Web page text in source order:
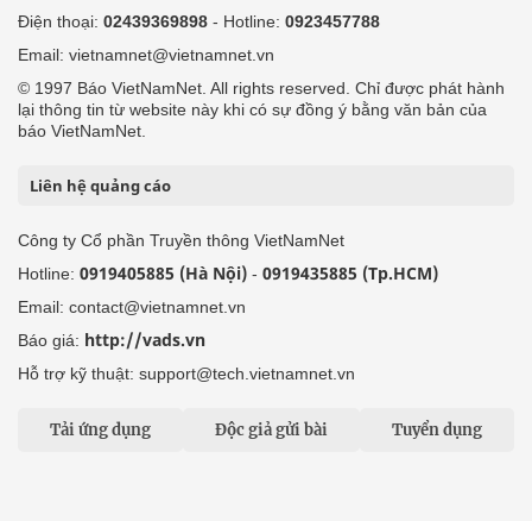
Điện thoại: 02439369898 - Hotline: 0923457788
Email: vietnamnet@vietnamnet.vn
© 1997 Báo VietNamNet. All rights reserved. Chỉ được phát hành
lại thông tin từ website này khi có sự đồng ý bằng văn bản của
báo VietNamNet.
Liên hệ quảng cáo
Công ty Cổ phần Truyền thông VietNamNet
Hotline: 0919405885 (Hà Nội) - 0919435885 (Tp.HCM)
Email: contact@vietnamnet.vn
Báo giá: http://vads.vn
Hỗ trợ kỹ thuật: support@tech.vietnamnet.vn
Tải ứng dụng Độc giả gửi bài Tuyển dụng